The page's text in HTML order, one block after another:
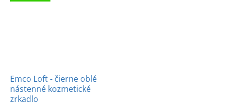
Emco Loft - čierne oblé
nástenné kozmetické
zrkadlo